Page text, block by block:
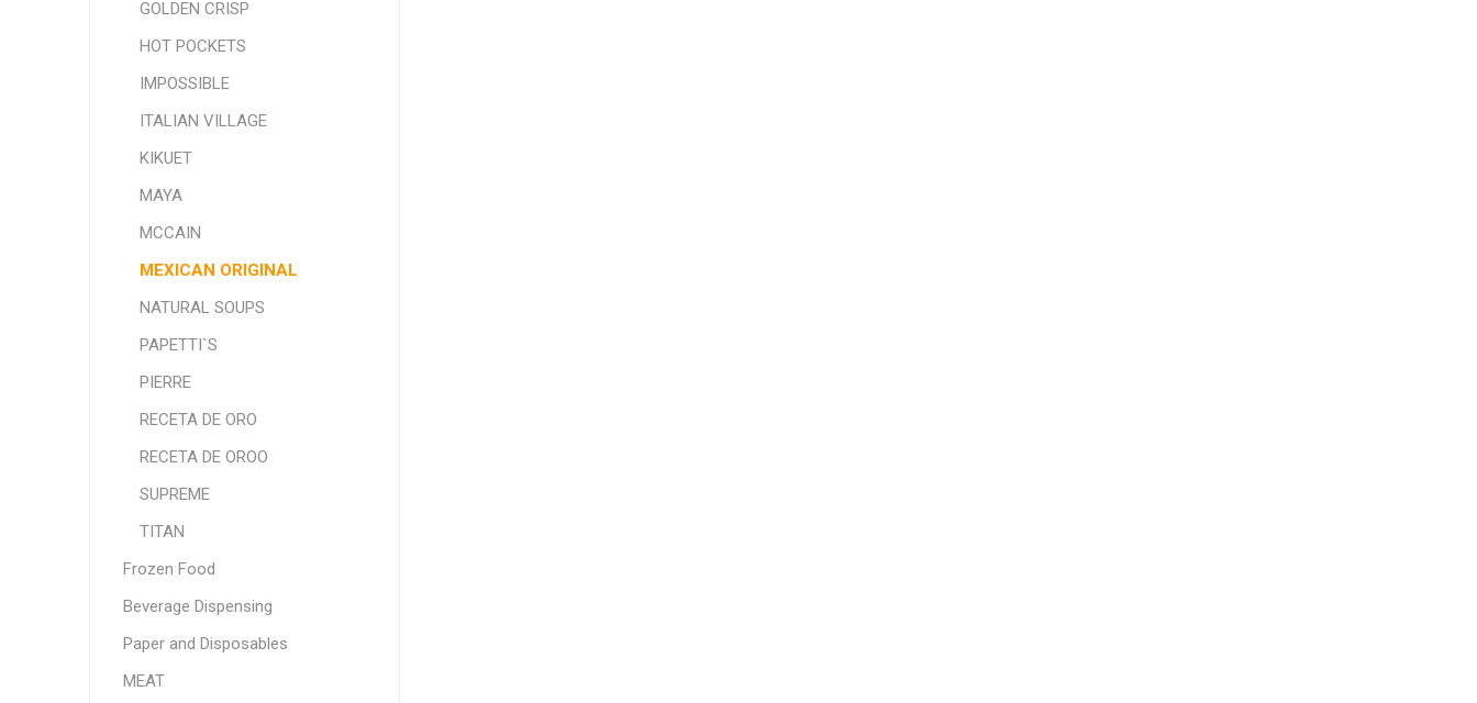
GOLDEN CRISP
HOT POCKETS
IMPOSSIBLE
ITALIAN VILLAGE
KIKUET
MAYA
MCCAIN
MEXICAN ORIGINAL
NATURAL SOUPS
PAPETTI`S
PIERRE
RECETA DE ORO
RECETA DE OROO
SUPREME
TITAN
Frozen Food
Beverage Dispensing
Paper and Disposables
MEAT